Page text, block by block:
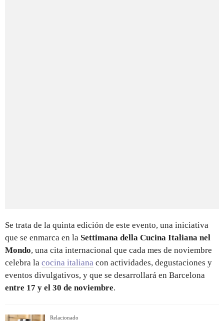
Se trata de la quinta edición de este evento, una iniciativa
que se enmarca en la Settimana della Cucina Italiana nel
Mondo, una cita internacional que cada mes de noviembre
celebra la cocina italiana con actividades, degustaciones y
eventos divulgativos, y que se desarrollará en Barcelona
entre 17 y el 30 de noviembre.
Relacionado